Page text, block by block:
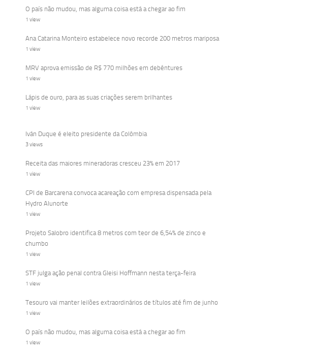
O país não mudou, mas alguma coisa está a chegar ao fim
1 view
Ana Catarina Monteiro estabelece novo recorde 200 metros mariposa
1 view
MRV aprova emissão de R$ 770 milhões em debêntures
1 view
Lápis de ouro, para as suas criações serem brilhantes
1 view
Iván Duque é eleito presidente da Colômbia
3 views
Receita das maiores mineradoras cresceu 23% em 2017
1 view
CPI de Barcarena convoca acareação com empresa dispensada pela
Hydro Alunorte
1 view
Projeto Salobro identifica 8 metros com teor de 6,54% de zinco e
chumbo
1 view
STF julga ação penal contra Gleisi Hoffmann nesta terça-feira
1 view
Tesouro vai manter leilões extraordinários de títulos até fim de junho
1 view
O país não mudou, mas alguma coisa está a chegar ao fim
1 view